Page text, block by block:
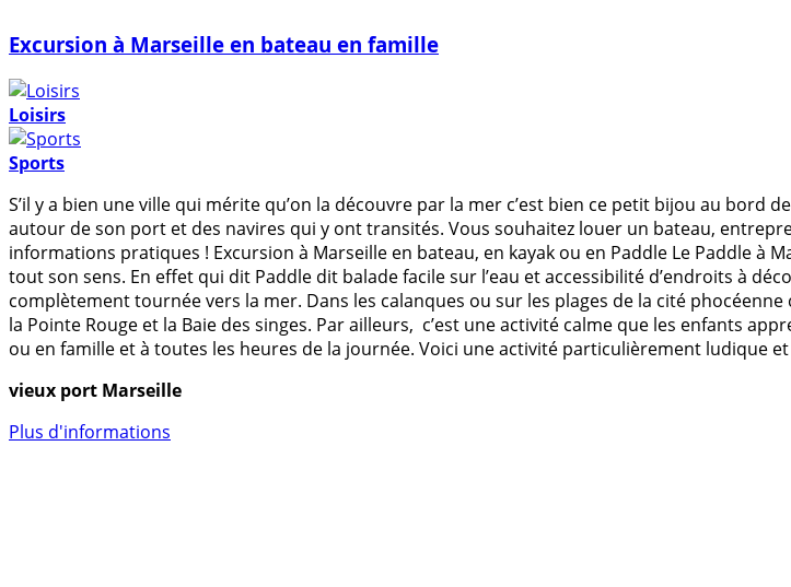
Excursion à Marseille en bateau en famille
Loisirs
Sports
S’il y a bien une ville qui mérite qu’on la découvre par la mer c’est bien ce petit bijou au bord
autour de son port et des navires qui y ont transités. Vous souhaitez louer un bateau,
informations pratiques ! Excursion à Marseille en bateau, en kayak ou en Paddle Le Paddle à
tout son sens. En effet qui dit Paddle dit balade facile sur l’eau et accessibilité d’endroits à
complètement tournée vers la mer. Dans les calanques ou sur les plages de la cité
la Pointe Rouge et la Baie des singes. Par ailleurs, c’est une activité calme que les enfants
ou en famille et à toutes les heures de la journée. Voici une activité particulièrement ludique
vieux port Marseille
Plus d'informations